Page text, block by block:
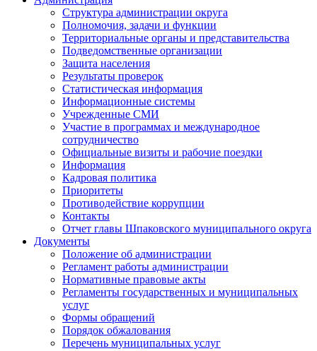
Структура администрации округа
Полномочия, задачи и функции
Территориальные органы и представительства
Подведомственные организации
Защита населения
Результаты проверок
Статистическая информация
Информационные системы
Учрежденные СМИ
Участие в программах и международное
сотрудничество
Официальные визиты и рабочие поездки
Информация
Кадровая политика
Приоритеты
Противодействие коррупции
Контакты
Отчет главы Шпаковского муниципального округа
Документы
Положение об администрации
Регламент работы администрации
Нормативные правовые акты
Регламенты государственных и муниципальных
услуг
Формы обращений
Порядок обжалования
Перечень муниципальных услуг